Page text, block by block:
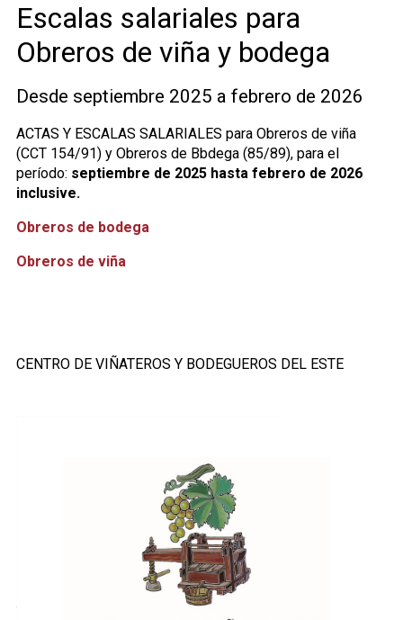
Escalas salariales para
Obreros de viña y bodega
Desde septiembre 2025 a febrero de 2026
ACTAS Y ESCALAS SALARIALES para Obreros de viña
(CCT 154/91) y Obreros de Bbdega (85/89), para el
período: septiembre de 2025 hasta febrero de 2026
inclusive.
Obreros de bodega
Obreros de viña
CENTRO DE VIÑATEROS Y BODEGUEROS DEL ESTE